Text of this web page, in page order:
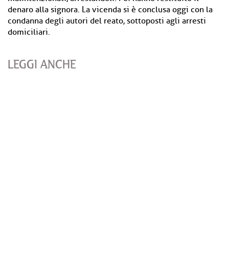
denaro alla signora. La vicenda si è conclusa oggi con la
condanna degli autori del reato, sottoposti agli arresti
domiciliari.
LEGGI ANCHE